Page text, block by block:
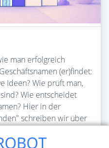
man erfolgreich
(er)findet:
Ideen? Wie prüft man,
Wie entscheidet
Hier in der
schreiben wir über